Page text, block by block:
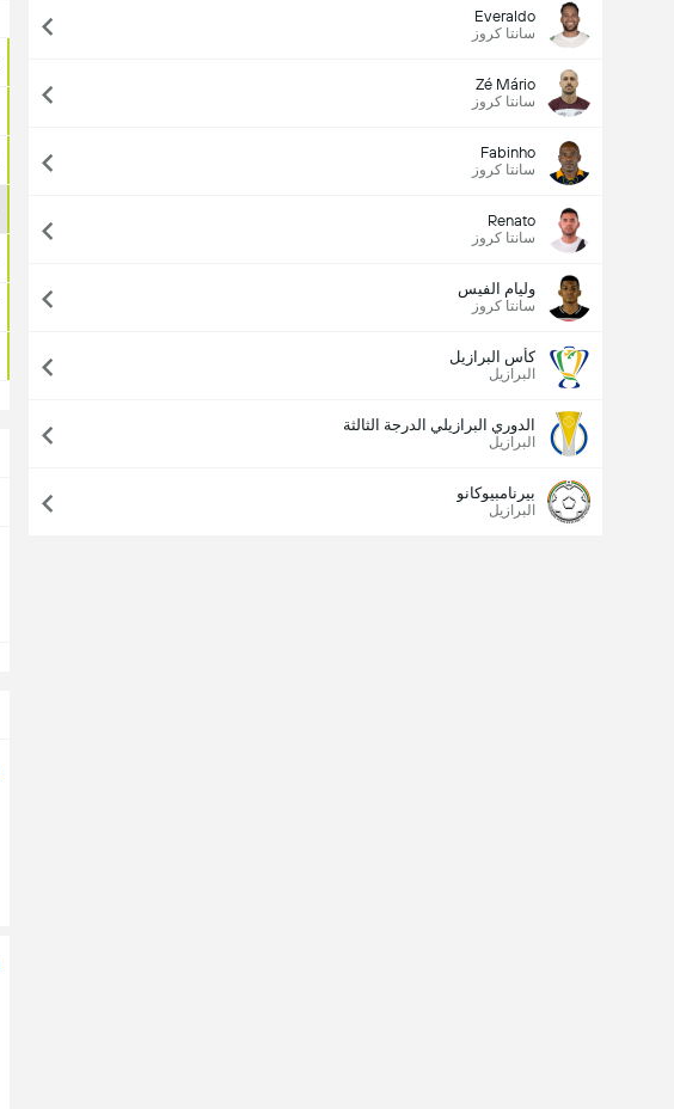
Everaldo
سانتا كروز
Zé Mário
سانتا كروز
Fabinho
سانتا كروز
Renato
سانتا كروز
وليام الفيس
سانتا كروز
كأس البرازيل
البرازيل
الدوري البرازيلي الدرجة الثالثة
البرازيل
بيرنامبيوكانو
البرازيل